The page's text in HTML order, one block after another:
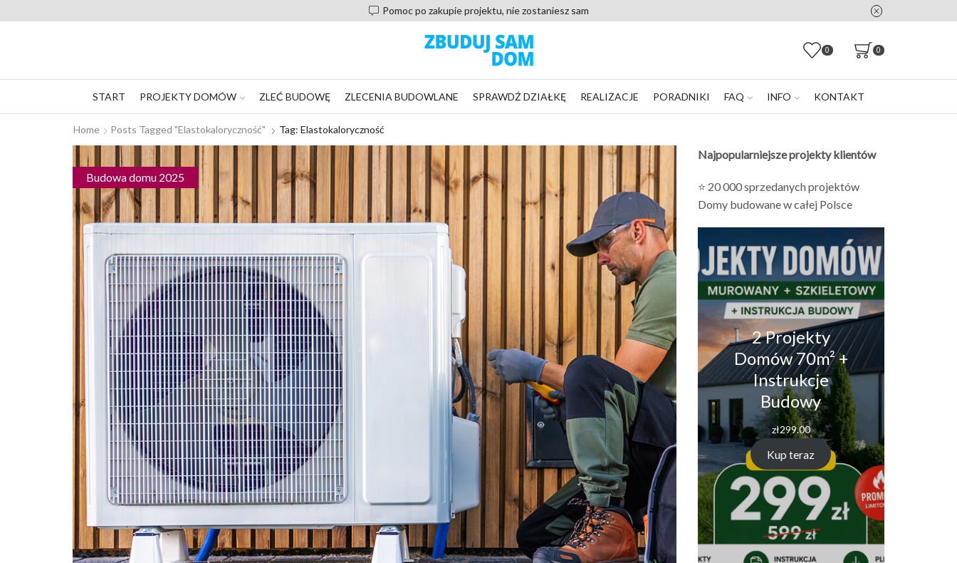
Pomoc po zakupie projektu, nie zostaniesz sam
0 0
START PROJEKTY DOMÓW ZLEĆ BUDOWĘ ZLECENIA BUDOWLANE SPRAWDŹ DZIAŁKĘ REALIZACJE PORADNIKI FAQ INFO KONTAKT
Home Posts Tagged "elastokaloryczność" Tag: Elastokaloryczność
Budowa domu 2025
Najpopularniejsze projekty klientów
⭐ 20 000 sprzedanych projektów
Domy budowane w całej Polsce
2 Projekty
Domów 70m² +
Instrukcje
Budowy
zł299.00
Kup teraz